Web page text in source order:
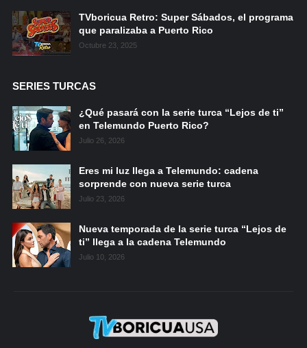
TVboricua Retro: Super Sábados, el programa
que paralizaba a Puerto Rico
Octubre 23, 2025
SERIES TURCAS
¿Qué pasará con la serie turca “Lejos de ti”
en Telemundo Puerto Rico?
Julio 26, 2026
Eres mi luz llega a Telemundo: cadena
sorprende con nueva serie turca
Julio 23, 2026
Nueva temporada de la serie turca “Lejos de
ti” llega a la cadena Telemundo
Julio 10, 2026